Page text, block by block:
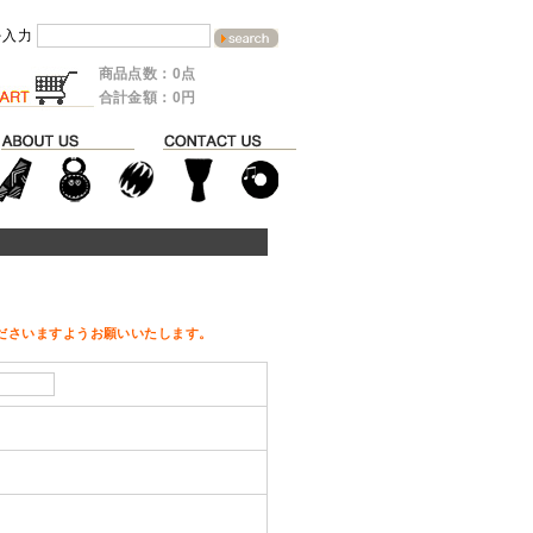
力
商品点数：0点
合計金額：0円
いますようお願いいたします。